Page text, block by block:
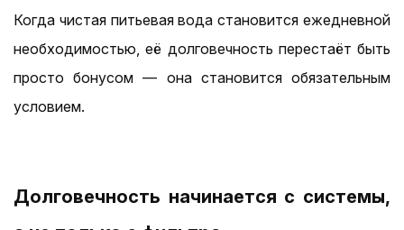
Когда чистая питьевая вода становится ежедневной
необходимостью, её долговечность перестаёт быть
просто бонусом — она становится обязательным
условием.
Долговечность начинается с системы,